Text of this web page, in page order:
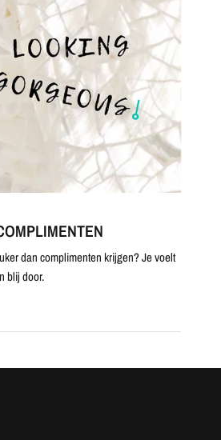
dan complimenten krijgen? Je voelt
blij door.